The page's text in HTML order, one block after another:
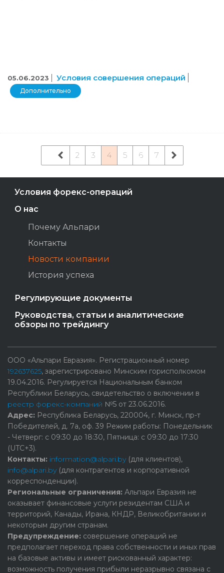
05.06.2023 Условия совершения операций
Дополнительно
2 3 4 5 6 7
Условия форекс-операций
О нас
Почему Альпари
Контакты
Новости компании
История успеха
Регулирующие документы
Руководства, статьи и аналитические
обзоры по трейдингу
ООО «Альпари Евразия». Регистрационный номер
192637625, зарегистрировано Минским горисполкомом
19.04.2016. Регулируется Национальным банком
Республики Беларусь, свидетельство о включении в
реестр форекс-компаний №5 от 23.06.2016.
Адрес: Республика Беларусь, 220004, г. Минск, пр-т
Победителей, д. 7а, оф. 39 Режим работы: Понедельник
- Четверг: с 09:30 до 18:30, Пятница: с 09:30 до 17:30
(UTC+3).
Контакты: information@alpari.by (для клиентов),
info@alpari.by (для контрагентов и корпоративной
корреспонденции).
Региональные ограничения: Альпари Евразия не
оказывает финансовые услуги резидентам США и
территорий, Канады, Ирана, КНДР, Великобритании и
некоторым другим странам.
Предупреждение: cовершение операций не
предполагает переход права собственности и иных прав
на базовые активы и имеет рискованный характер:
возможность получения прибыли неразрывно связана с